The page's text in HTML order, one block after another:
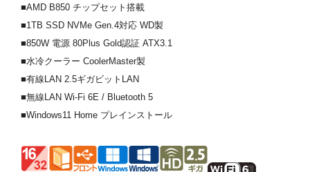
■AMD B850 チップセット搭載
■1TB SSD NVMe Gen.4対応 WD製
■850W 電源 80Plus Gold認証 ATX3.1
■水冷クーラー CoolerMaster製
■有線LAN 2.5ギガビットLAN
■無線LAN Wi-Fi 6E / Bluetooth 5
■Windows11 Home プレインストール